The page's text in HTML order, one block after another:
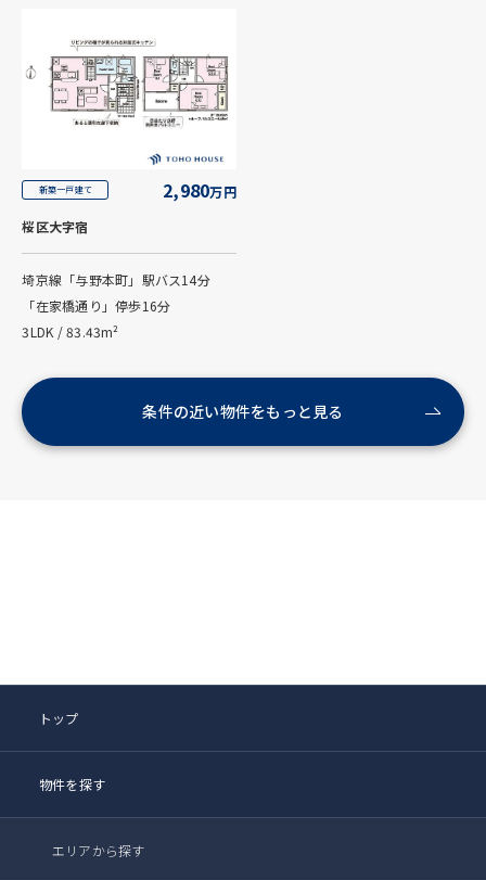
新築一戸建て 2,980万円
桜区大字宿
埼京線「与野本町」駅バス14分
「在家橋通り」停歩16分
3LDK / 83.43m²
条件の近い物件をもっと見る
トップ
物件を探す
エリアから探す